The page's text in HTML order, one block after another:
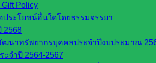
Policy
ระโยชน์อื่นใดโดยธรรมจรรยา
2568
ฒนาทรัพยากรบุคคลประจำปีงบประมาณ
ะจำปี 2564-2567